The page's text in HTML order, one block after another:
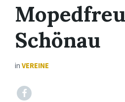
Schönau
in VEREINE
Facebook